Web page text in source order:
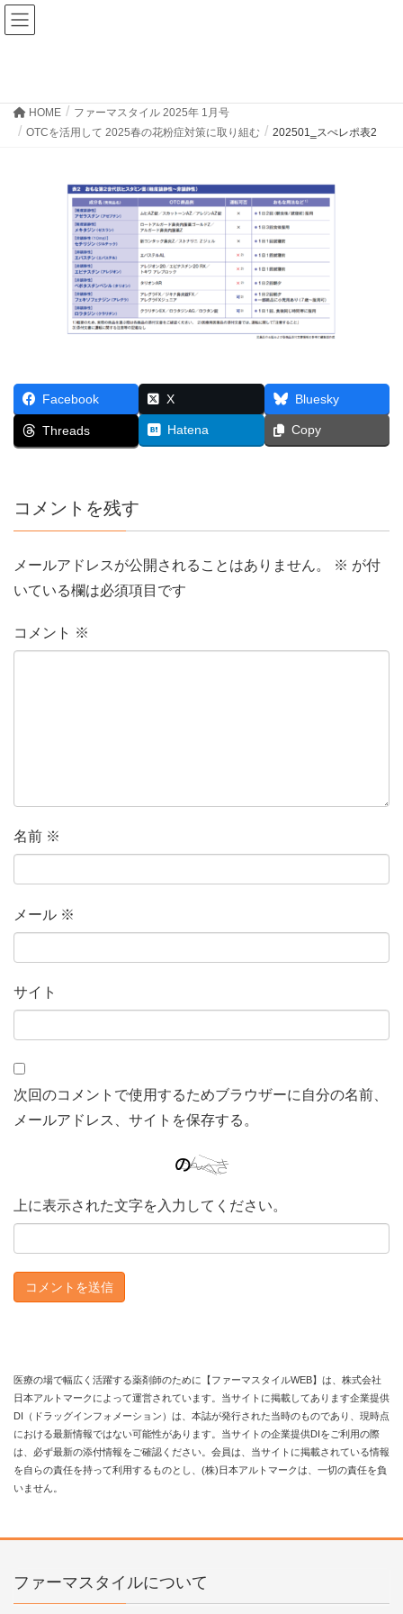
HOME
ファーマスタイル 2025年 1月号
OTCを活用して 2025春の花粉症対策に取り組む
202501‗スぺレポ表2
Facebook X Bluesky
Threads Hatena Copy
コメントを残す
メールアドレスが公開されることはありません。 ※ が付
いている欄は必須項目です
コメント ※
名前 ※
メール ※
サイト
次回のコメントで使用するためブラウザーに自分の名前、
メールアドレス、サイトを保存する。
上に表示された文字を入力してください。
医療の場で幅広く活躍する薬剤師のために【ファーマスタイルWEB】は、株式会社
日本アルトマークによって運営されています。当サイトに掲載してあります企業提供
DI（ドラッグインフォメーション）は、本誌が発行された当時のものであり、現時点
における最新情報ではない可能性があります。当サイトの企業提供DIをご利用の際
は、必ず最新の添付情報をご確認ください。会員は、当サイトに掲載されている情報
を自らの責任を持って利用するものとし、(株)日本アルトマークは、一切の責任を負
いません。
ファーマスタイルについて